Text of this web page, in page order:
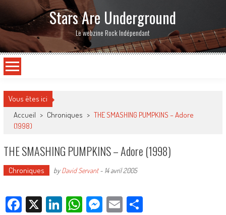
Stars Are Underground
Le webzine Rock Indépendant
Vous êtes ici
Accueil > Chroniques > THE SMASHING PUMPKINS – Adore
(1998)
THE SMASHING PUMPKINS – Adore (1998)
Chroniques byDavid Servant- 14 avril 2005
Facebook
X LinkedIn
WhatsApp
Messenger
EmailPartager